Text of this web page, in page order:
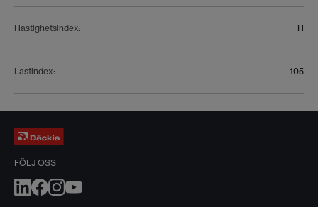
Hastighetsindex: H
Lastindex: 105
FÖLJ OSS